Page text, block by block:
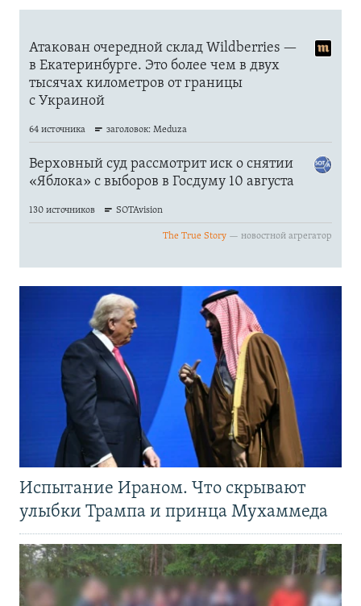
Испытание Ираном. Что скрывают
улыбки Трампа и принца Мухаммеда